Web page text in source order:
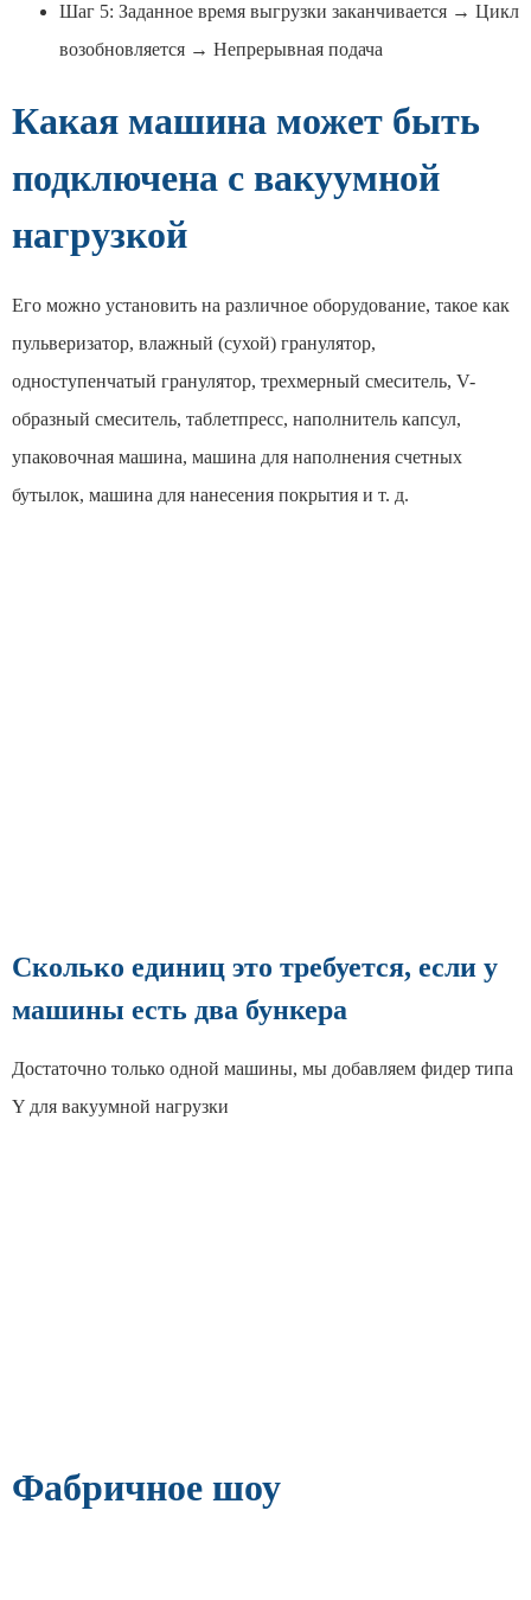
Шаг 5: Заданное время выгрузки заканчивается → Цикл
возобновляется → Непрерывная подача
Какая машина может быть
подключена с вакуумной
нагрузкой
Его можно установить на различное оборудование, такое как
пульверизатор, влажный (сухой) гранулятор,
одноступенчатый гранулятор, трехмерный смеситель, V-
образный смеситель, таблетпресс, наполнитель капсул,
упаковочная машина, машина для наполнения счетных
бутылок, машина для нанесения покрытия и т. д.
Сколько единиц это требуется, если у
машины есть два бункера
Достаточно только одной машины, мы добавляем фидер типа
Y для вакуумной нагрузки
Фабричное шоу